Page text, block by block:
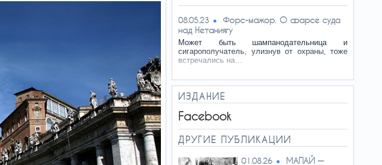
08.05.23
Форс-мажор. О фарсе суда
над Нетаниягу
Может быть шампанодательница и
сигарополучатель, улизнув от охраны, тоже
встречались на…
ИЗДАНИЕ
Facebook
ДРУГИЕ ПУБЛИКАЦИИ
01.08.26
МАПАЙ —